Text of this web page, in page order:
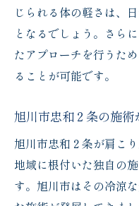
じられる体の軽さは、
となるでしょう。さら
たアプローチを行うた
ることが可能です。
旭川市忠和２条の施術
旭川市忠和２条が肩こ
地域に根付いた独自の
す。旭川市はその冷涼